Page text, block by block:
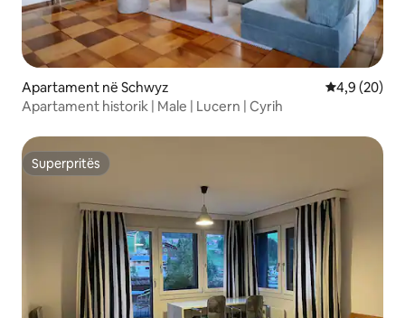
Apartament në Schwyz Vlerësimi
4,9 (20)
Apartament historik | Male | Lucern | Cyrih
Superpritës
Superpritës